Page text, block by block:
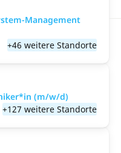
Management
+46 weitere Standorte
(m/w/d)
+127 weitere Standorte